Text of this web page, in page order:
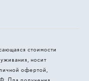
стоимости
носит
офертой,